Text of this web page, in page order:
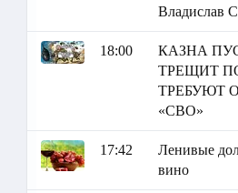
Владислав
18:00
КАЗНА
ТРЕЩИТ
ТРЕБУЮТ
«СВО»
17:42
Ленивые
вино